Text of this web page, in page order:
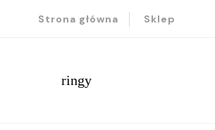
Strona główna Sklep
ringy